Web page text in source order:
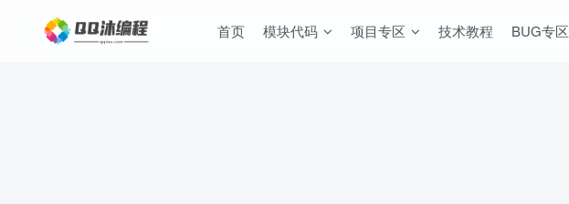
首页 模块代码 项目专区 技术教程 BUG专区